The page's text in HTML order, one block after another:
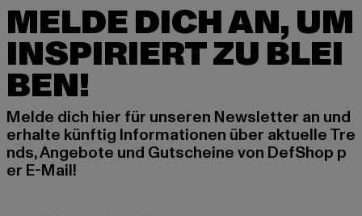
MELDE DICH AN, UM
INSPIRIERT ZU BLEI
BEN!
Melde dich hier für unseren Newsletter an und
erhalte künftig Informationen über aktuelle Tre
nds, Angebote und Gutscheine von DefShop p
er E-Mail!